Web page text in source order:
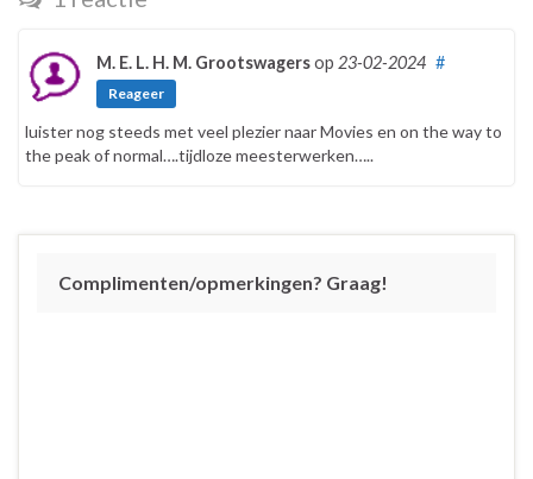
M. E. L. H. M. Grootswagersop 23-02-2024 #
Reageer
luister nog steeds met veel plezier naar Movies en on the way to
the peak of normal….tijdloze meesterwerken…..
Complimenten/opmerkingen? Graag!